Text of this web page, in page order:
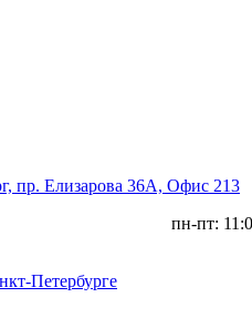
пр. Елизарова 36А, Офис 213
пн-пт: